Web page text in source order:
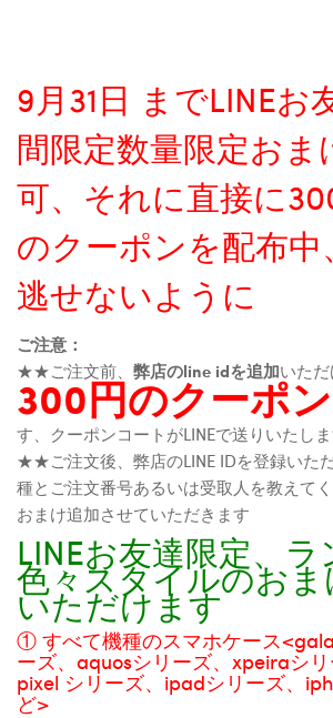
9月31日 までLINEお
間限定数量限定おま
可、それに直接に
のクーポンを配布中
逃せないように
ご注意：
★★ご注文前、 弊店のline idを追加いた
300円のクーポン
す、クーポンコートがLINEで送りいたし
★★ご注文後、弊店のLINE IDを登録いた
種とご注文番号あるいは受取人を教えて
おまけ追加させていただきます
LINEお友達限定、
色々スタイルのお
いただけます
① すべて機種のスマホケース
ーズ、aquosシリーズ、xpeiraシ
pixel シリーズ、ipadシリーズ、
ど>